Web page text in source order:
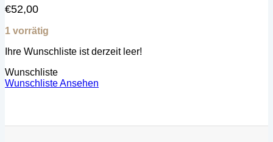
€52,00
1 vorrätig
Ihre Wunschliste ist derzeit leer!
Wunschliste
Wunschliste Ansehen